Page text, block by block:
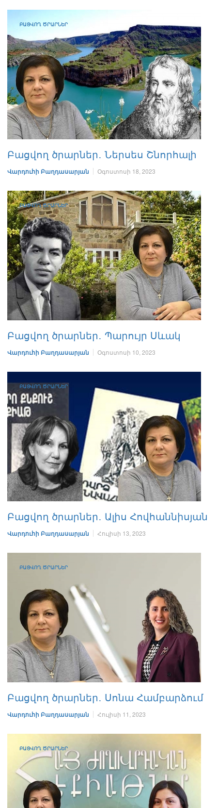
ԲԱՑՎՈՂ ԾՐԱՐՆԵՐ
Բացվող ծրարներ․ Ներսես Շնորհալի
Վարդուհի Բաղդասարյան Օգոստոսի 18, 2023
ԲԱՑՎՈՂ ԾՐԱՐՆԵՐ
Բացվող ծրարներ․ Պարույր Սևակ
Վարդուհի Բաղդասարյան Օգոստոսի 10, 2023
ԲԱՑՎՈՂ ԾՐԱՐՆԵՐ
Բացվող ծրարներ․ Ալիս Հովհաննիսյան
Վարդուհի Բաղդասարյան Հուլիսի 13, 2023
ԲԱՑՎՈՂ ԾՐԱՐՆԵՐ
Բացվող ծրարներ․ Սոնա Համբարձում
Վարդուհի Բաղդասարյան Հուլիսի 11, 2023
ԲԱՑՎՈՂ ԾՐԱՐՆԵՐ